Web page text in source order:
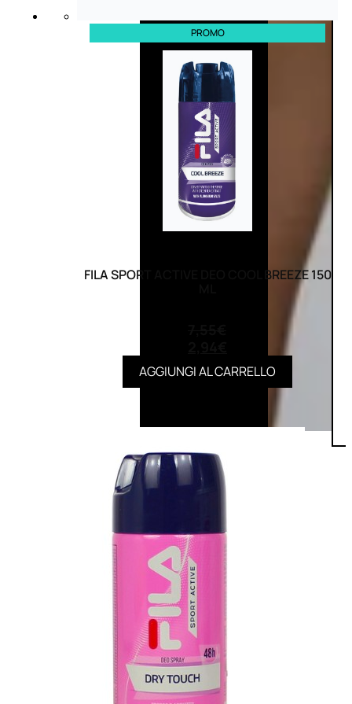
PROMO
FILA SPORT ACTIVE DEO COOL BREEZE 150
AGGIUNGI AL CARRELLO